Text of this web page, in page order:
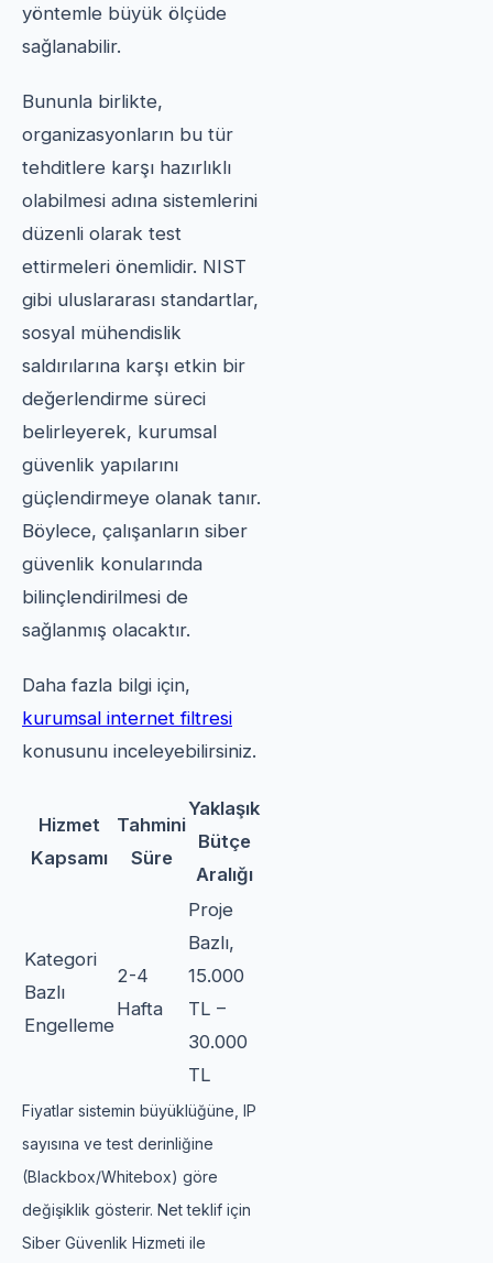
yöntemle büyük ölçüde
sağlanabilir.
Bununla birlikte,
organizasyonların bu tür
tehditlere karşı hazırlıklı
olabilmesi adına sistemlerini
düzenli olarak test
ettirmeleri önemlidir. NIST
gibi uluslararası standartlar,
sosyal mühendislik
saldırılarına karşı etkin bir
değerlendirme süreci
belirleyerek, kurumsal
güvenlik yapılarını
güçlendirmeye olanak tanır.
Böylece, çalışanların siber
güvenlik konularında
bilinçlendirilmesi de
sağlanmış olacaktır.
Daha fazla bilgi için,
kurumsal internet filtresi
konusunu inceleyebilirsiniz.
Hizmet
Kapsamı
Tahmini
Süre
Yaklaşık
Bütçe
Aralığı
Kategori
Bazlı
Engelleme
2-4
Hafta
Proje
Bazlı,
15.000
TL –
30.000
TL
Fiyatlar sistemin büyüklüğüne, IP
sayısına ve test derinliğine
(Blackbox/Whitebox) göre
değişiklik gösterir. Net teklif için
Siber Güvenlik Hizmeti ile